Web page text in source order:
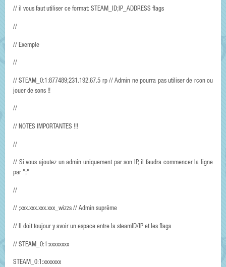
// il vous faut utiliser ce format: STEAM_ID;IP_ADDRESS flags
//
// Exemple
//
// STEAM_0:1:877489;231.192.67.5 rp // Admin ne pourra pas utiliser de rcon ou
jouer de sons !!
//
// NOTES IMPORTANTES !!!
//
// Si vous ajoutez un admin uniquement par son IP, il faudra commencer la ligne
par ";"
//
// ;xxx.xxx.xxx.xxx_wizzs // Admin suprême
// Il doit toujour y avoir un espace entre la steamID/IP et les flags
// STEAM_0:1:xxxxxxxx
STEAM_0:1:xxxxxxx